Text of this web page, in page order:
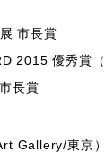
市長賞
2015優秀賞
長賞
Gallery/東京）